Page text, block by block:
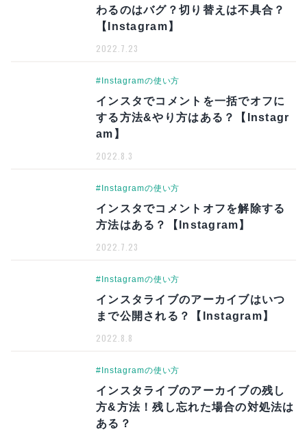
わるのはバグ？切り替えは不具合？
【Instagram】
2022.7.23
#Instagramの使い方
インスタでコメントを一括でオフに
する方法&やり方はある？【Instagr
am】
2022.8.3
#Instagramの使い方
インスタでコメントオフを解除する
方法はある？【Instagram】
2022.7.23
#Instagramの使い方
インスタライブのアーカイブはいつ
まで公開される？【Instagram】
2022.8.8
#Instagramの使い方
インスタライブのアーカイブの残し
方&方法！残し忘れた場合の対処法は
ある？